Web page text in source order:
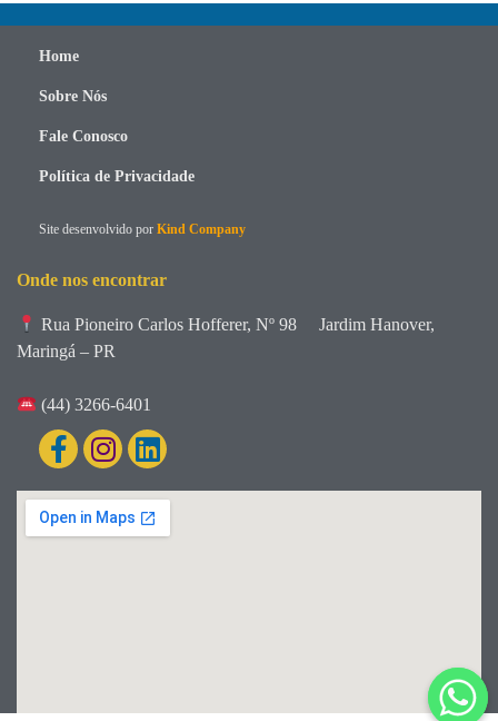
Home
Sobre Nós
Fale Conosco
Política de Privacidade
Site desenvolvido por Kind Company
Onde nos encontrar
Rua Pioneiro Carlos Hofferer, Nº 98
Jardim Hanover,
Maringá – PR
(44) 3266-6401